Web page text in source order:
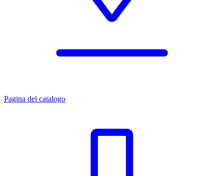
Pagina del catalogo